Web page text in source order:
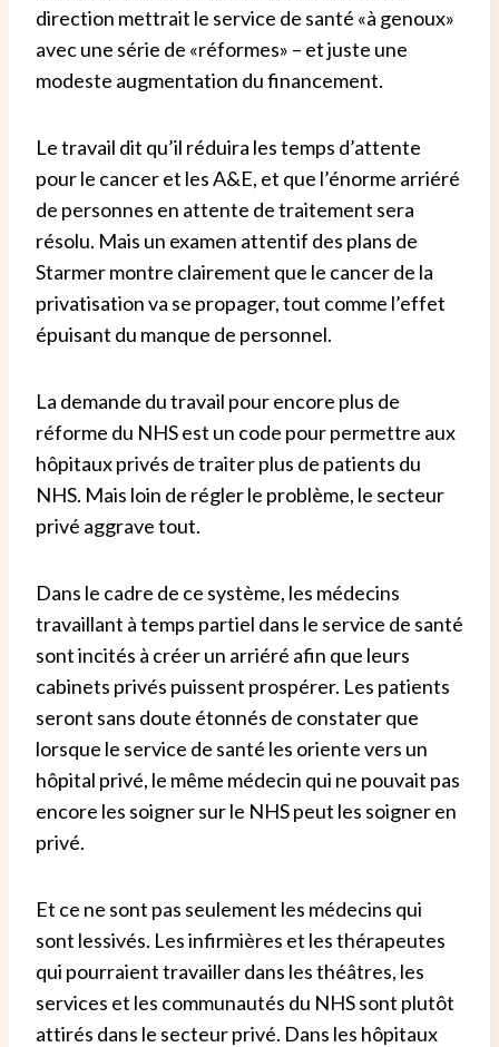
direction mettrait le service de santé «à genoux»
avec une série de «réformes» – et juste une
modeste augmentation du financement.
Le travail dit qu’il réduira les temps d’attente
pour le cancer et les A&E, et que l’énorme arriéré
de personnes en attente de traitement sera
résolu. Mais un examen attentif des plans de
Starmer montre clairement que le cancer de la
privatisation va se propager, tout comme l’effet
épuisant du manque de personnel.
La demande du travail pour encore plus de
réforme du NHS est un code pour permettre aux
hôpitaux privés de traiter plus de patients du
NHS. Mais loin de régler le problème, le secteur
privé aggrave tout.
Dans le cadre de ce système, les médecins
travaillant à temps partiel dans le service de santé
sont incités à créer un arriéré afin que leurs
cabinets privés puissent prospérer. Les patients
seront sans doute étonnés de constater que
lorsque le service de santé les oriente vers un
hôpital privé, le même médecin qui ne pouvait pas
encore les soigner sur le NHS peut les soigner en
privé.
Et ce ne sont pas seulement les médecins qui
sont lessivés. Les infirmières et les thérapeutes
qui pourraient travailler dans les théâtres, les
services et les communautés du NHS sont plutôt
attirés dans le secteur privé. Dans les hôpitaux